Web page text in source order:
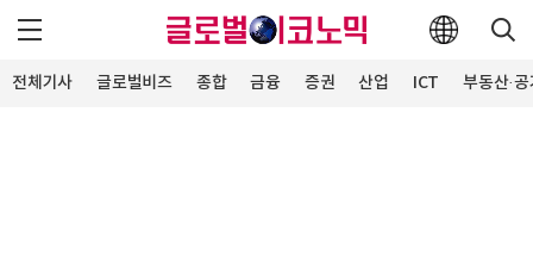
전체기사 글로벌비즈 종합 금융 증권 산업 ICT 부동산·